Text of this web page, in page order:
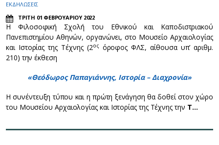
ΕΚΔΗΛΩΣΕΙΣ
ΤΡΙΤΗ 01 ΦΕΒΡΟΥΑΡΙΟΥ 2022
Η Φιλοσοφική Σχολή του Εθνικού και Καποδιστριακού
Πανεπιστημίου Αθηνών, οργανώνει, στο Μουσείο Αρχαιολογίας
και Ιστορίας της Τέχνης (2ος όροφος ΦΛΣ, αίθουσα υπ’ αριθμ.
210) την έκθεση
«Θεόδωρος Παπαγιάννης, Ιστορία – Διαχρονία»
Η συνέντευξη τύπου και η πρώτη ξενάγηση θα δοθεί στον χώρο
του Μουσείου Αρχαιολογίας και Ιστορίας της Τέχνης την Τ…